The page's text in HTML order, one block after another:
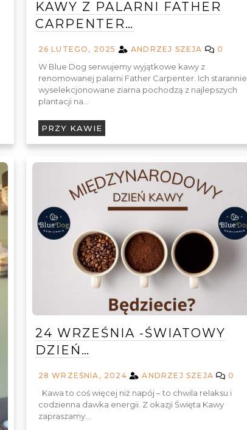
KAWY Z PALARNI FATHER
CARPENTER…
26 LUTEGO, 2025 ANDRZEJ SZEJA 0
W Blue Dog serwujemy wyjątkowe kawy z
renomowanej palarni Father Carpenter. Ich starannie
wyselekcjonowane ziarna pochodzą z najlepszych
plantacji na…
PRZY KAWIE
24 WRZEŚNIA -ŚWIATOWY
DZIEŃ…
28 WRZEŚNIA, 2024 ANDRZEJ SZEJA 0
Kawa to coś więcej niż napój – to chwila relaksu i
codzienna dawka energii. Z okazji Święta Kawy
zapraszamy…